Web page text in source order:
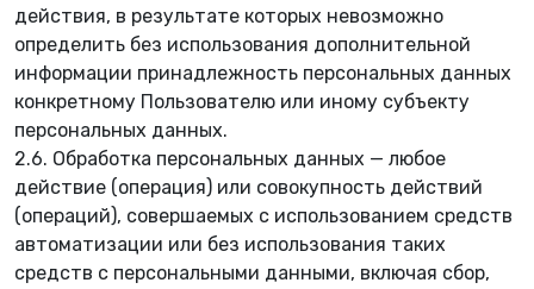
действия, в результате которых невозможно
определить без использования дополнительной
информации принадлежность персональных данных
конкретному Пользователю или иному субъекту
персональных данных.
2.6. Обработка персональных данных — любое
действие (операция) или совокупность действий
(операций), совершаемых с использованием средств
автоматизации или без использования таких
средств с персональными данными, включая сбор,